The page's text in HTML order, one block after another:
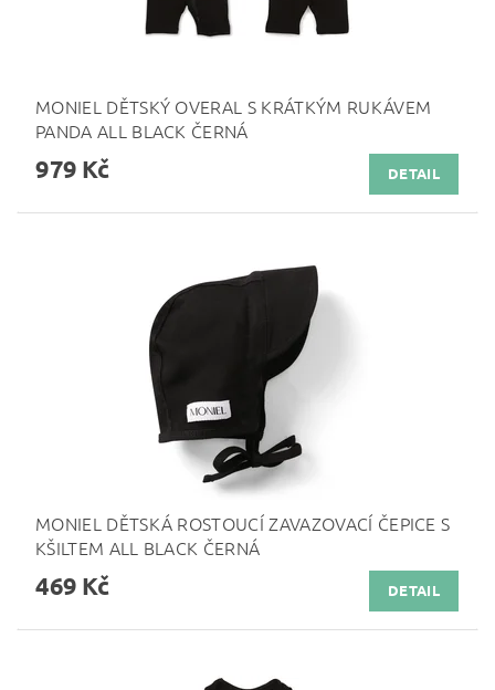
MONIEL DĚTSKÝ OVERAL S KRÁTKÝM RUKÁVEM
PANDA ALL BLACK ČERNÁ
979 Kč DETAIL
MONIEL DĚTSKÁ ROSTOUCÍ ZAVAZOVACÍ ČEPICE S
KŠILTEM ALL BLACK ČERNÁ
469 Kč DETAIL